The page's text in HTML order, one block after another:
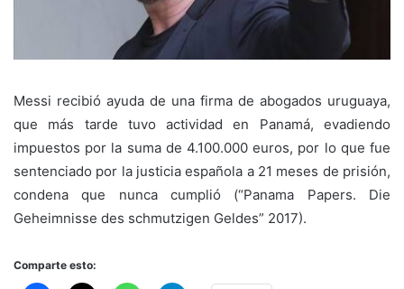
Messi recibió ayuda de una firma de abogados uruguaya,
que más tarde tuvo actividad en Panamá, evadiendo
impuestos por la suma de 4.100.000 euros, por lo que fue
sentenciado por la justicia española a 21 meses de prisión,
condena que nunca cumplió (“Panama Papers. Die
Geheimnisse des schmutzigen Geldes” 2017).
Comparte esto: